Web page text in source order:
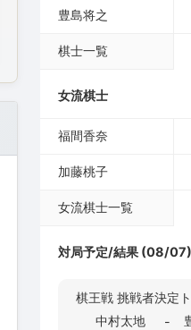
豊島将之
棋士一覧
女流棋士
福間香奈
加藤桃子
女流棋士一覧
対局予定/結果 (08/07)
棋王戦 挑戦者決定
中村太地
-